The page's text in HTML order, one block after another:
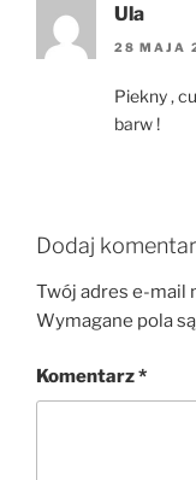
Ula
28 MAJA
Piekny ,
barw !
Dodaj
Twój adres e-mail
Wymagane pola
Komentarz*